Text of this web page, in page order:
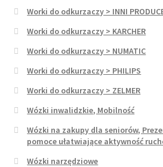
Worki do odkurzaczy > INNI
Worki do odkurzaczy > KARCHER
Worki do odkurzaczy > NUMATIC
Worki do odkurzaczy > PHILIPS
Worki do odkurzaczy > ZELMER
Wózki inwalidzkie, Mobilność
Wózki na zakupy dla seniorów,
pomoce ułatwiające aktywność
Wózki narzędziowe